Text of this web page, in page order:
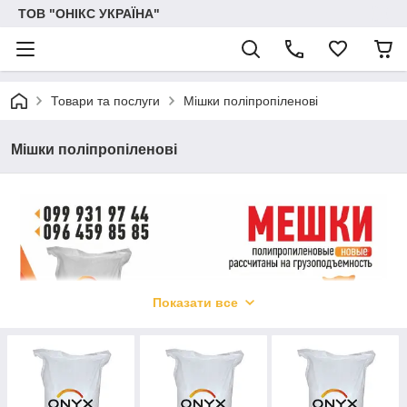
ТОВ "ОНІКС УКРАЇНА"
Товари та послуги Мішки поліпропіленові
Мішки поліпропіленові
Компанія ТОВ "Онікс Україна" виробляє і реалізує мішки з
Показати все